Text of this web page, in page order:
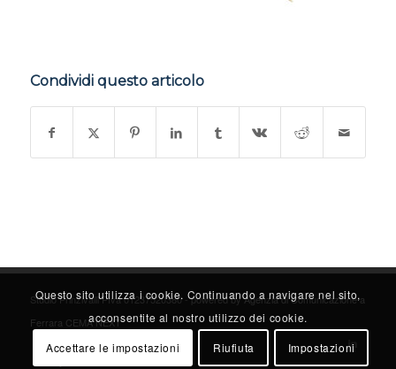
Condividi questo articolo
Studio Prinzivalli PIva 01237520380 - powered byAgenzia di Comunicazione a
Ferrara CEMA NEXT
Questo sito utilizza i cookie. Continuando a navigare nel sito,
acconsentite al nostro utilizzo dei cookie.
Accettare le impostazioni Riufiuta Impostazioni